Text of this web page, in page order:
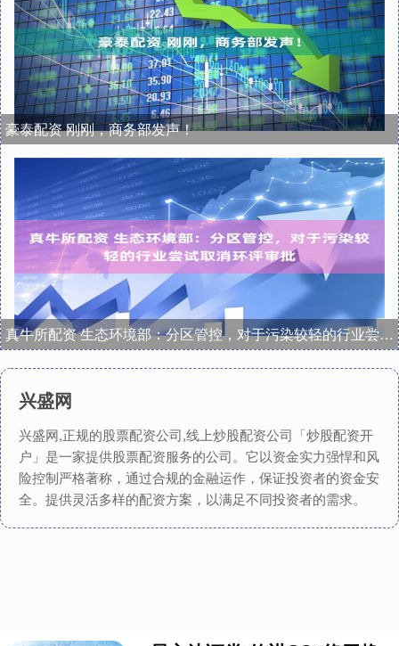
豪泰配资 刚刚，商务部发声！
真牛所配资 生态环境部：分区管控，对于污染较轻的行业尝试取消环评审批
兴盛网
兴盛网,正规的股票配资公司,线上炒股配资公司「炒股配资开
户」是一家提供股票配资服务的公司。它以资金实力强悍和风
险控制严格著称，通过合规的金融运作，保证投资者的资金安
全。提供灵活多样的配资方案，以满足不同投资者的需求。